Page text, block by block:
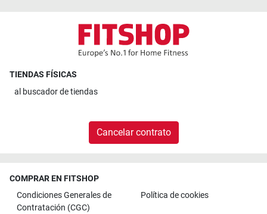
TIENDAS FÍSICAS
al buscador de tiendas
Cancelar contrato
COMPRAR EN FITSHOP
Condiciones Generales de
Contratación (CGC)
Política de cookies